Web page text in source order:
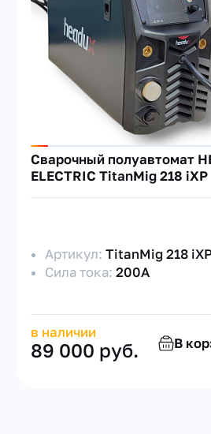
Сварочный полуавтомат
ELECTRIC TitanMig 218 iXP
Артикул:TitanMig 218
Сила тока:200А
в наличии
89 000 руб. В